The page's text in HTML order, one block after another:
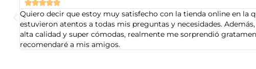

Quiero decir que estoy muy satisfecho con la tienda online en la
estuvieron atentos a todas mis preguntas y necesidades.
alta calidad y super cómodas, realmente me sorprendió
recomendaré a mis amigos.